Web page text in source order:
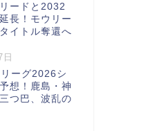
ードと2032
長！モウリー
イトル奪還へ
リーグ2026シ
想！鹿島・神
つ巴、波乱の